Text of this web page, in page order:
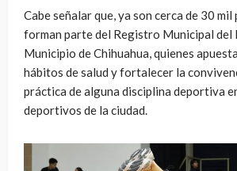
Cabe señalar que, ya son cerca de 30 mil
forman parte del Registro Municipal del
Municipio de Chihuahua, quienes
hábitos de salud y fortalecer la
práctica de alguna disciplina deportiva
deportivos de la ciudad.